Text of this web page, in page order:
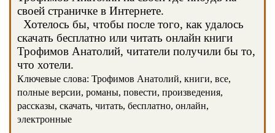
своей страничке в Интернете.
Хотелось бы, чтобы после того, как удалось
скачать бесплатно или читать онлайн книги
Трофимов Анатолий, читатели получили бы то,
что хотели.
Ключевые слова: Трофимов Анатолий, книги, все,
полные версии, романы, повести, произведения,
рассказы, скачать, читать, бесплатно, онлайн,
электронные